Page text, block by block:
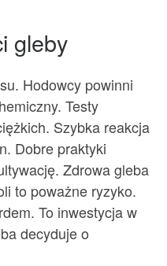
gleby
Hodowcy powinni
Testy
Szybka reakcja
Dobre praktyki
Zdrowa gleba
to poważne ryzyko.
To inwestycja w
decyduje o